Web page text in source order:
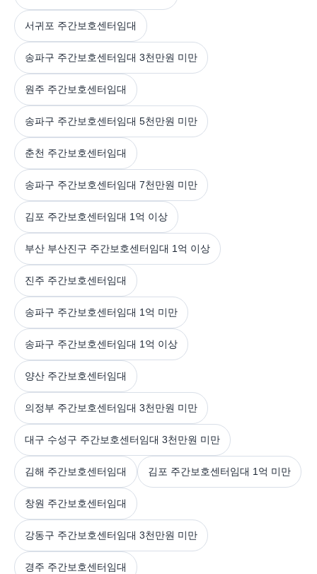
서귀포 주간보호센터임대
송파구 주간보호센터임대 3천만원 미만
원주 주간보호센터임대
송파구 주간보호센터임대 5천만원 미만
춘천 주간보호센터임대
송파구 주간보호센터임대 7천만원 미만
김포 주간보호센터임대 1억 이상
부산 부산진구 주간보호센터임대 1억 이상
진주 주간보호센터임대
송파구 주간보호센터임대 1억 미만
송파구 주간보호센터임대 1억 이상
양산 주간보호센터임대
의정부 주간보호센터임대 3천만원 미만
대구 수성구 주간보호센터임대 3천만원 미만
김해 주간보호센터임대 김포 주간보호센터임대 1억 미만
창원 주간보호센터임대
강동구 주간보호센터임대 3천만원 미만
경주 주간보호센터임대